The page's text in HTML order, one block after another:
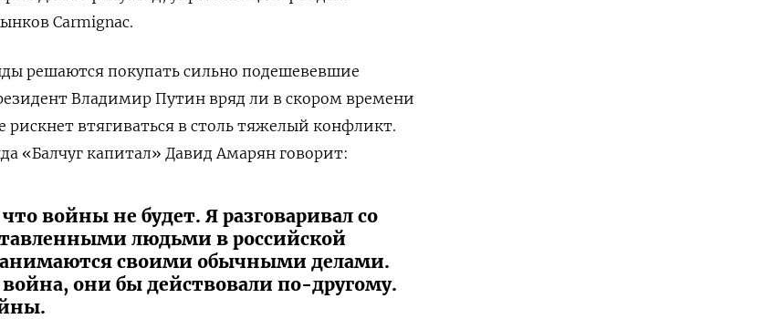
Carmignac.
решаются покупать сильно подешевевшие
Владимир Путин вряд ли в скором времени
втягиваться в столь тяжелый конфликт.
«Балчуг капитал» Давид Амарян говорит:
войны не будет. Я разговаривал со
людьми в российской
своими обычными делами.
война, они бы действовали по-другому.